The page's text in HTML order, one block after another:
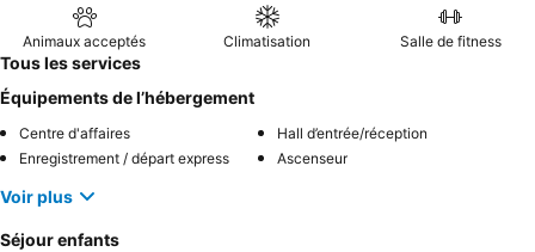
Animaux acceptés Climatisation Salle de fitness
Tous les services
Équipements de l’hébergement
Centre d'affaires
Hall d’entrée/réception
Enregistrement / départ express
Ascenseur
Voir plus
Séjour enfants